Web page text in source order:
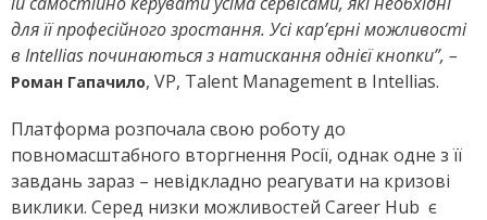
для її професійного зростання. Усі кар’єрні можливості
в Intellias починаються з натискання однієї кнопки”, –
Роман Гапачило, VP, Talent Management в Intellias.
Платформа розпочала свою роботу до
повномасштабного вторгнення Росії, однак одне з її
завдань зараз – невідкладно реагувати на кризові
виклики. Серед низки можливостей Career Hub є